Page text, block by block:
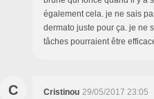
également cela. je ne sais
dermato juste pour ça. je ne
tâches pourraient être
C Cristinou 29/05/2017 23:05